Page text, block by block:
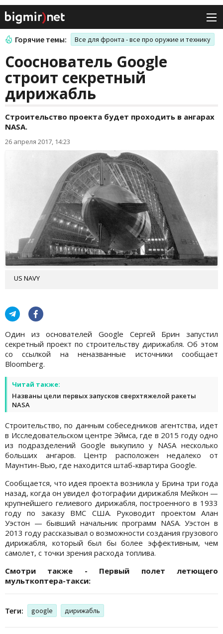
Горячие темы: Все для фронта - все про оружие и технику
Сооснователь Google
строит секретный
дирижабль
Строительство проекта будет проходить в ангарах
NASA.
26 апреля 2017, 14:23
US NAVY
Один из основателей Google Сергей Брин запустил
секретный проект по строительству дирижабля. Об этом
со ссылкой на неназванные источники сообщает
Bloomberg.
Читай также:
Названы цели первых запусков сверхтяжелой ракеты
NASA
Строительство, по данным собеседников агентства, идет
в Исследовательском центре Эймса, где в 2015 году одно
из подразделений Google выкупило у NASA несколько
больших ангаров. Центр расположен недалеко от
Маунтин-Вью, где находится штаб-квартира Google.
Сообщается, что идея проекта возникла у Брина три года
назад, когда он увидел фотографии дирижабля Мейкон —
крупнейшего гелиевого дирижабля, построенного в 1933
году по заказу ВМС США. Руководит проектом Алан
Уэстон — бывший начальник программ NASA. Уэстон в
2013 году рассказывал о возможности создания грузового
дирижабля, который был бы более эффективным, чем
самолет, с точки зрения расхода топлива.
Смотри также - Первый полет летющего
мульткоптера-такси:
Теги: google дирижабль